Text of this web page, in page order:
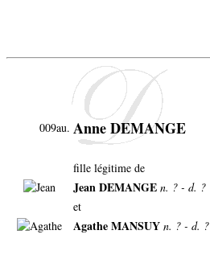
009au. Anne DEMANGE
fille légitime de
Jean DEMANGE n. ? - d. ?
et
Agathe MANSUY n. ? - d. ?